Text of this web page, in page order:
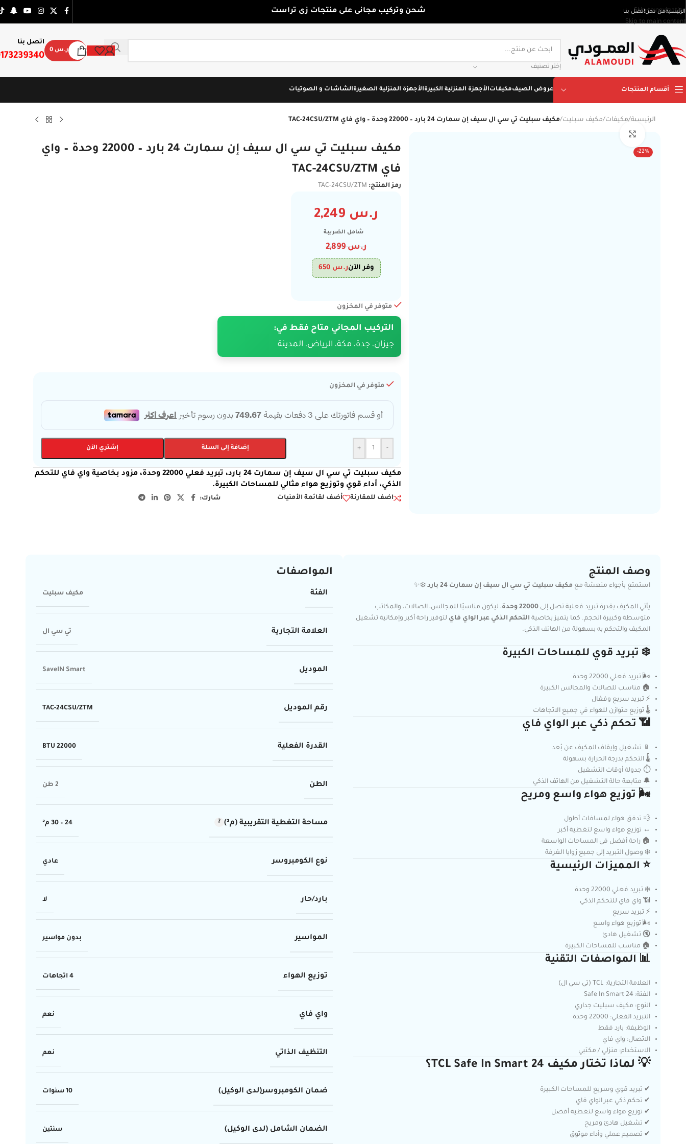
Skip to navigation
Skip to main content
الرئيسيةمن نحناتصل بنا شحن وتركيب مجانى على منتجات زى تراست
إختر تصنيف
ر.س
اتصل بنا
أقسام المنتجات عروض الصيفمكيفاتالأجهزة المنزلية الكبيرةالأجهزة المنزلية الصغيرةالشاشات و الصوتيات
الرئيسية/مكيفات/مكيف سبليت/مكيف سبليت تي سي ال سيف إن سمارت 24 بارد – 22000 وحدة – واي فاي TAC-24CSU/ZTM
-22% تركيب مجاني
مكيف سبليت تي سي ال سيف إن سمارت 24 بارد – 22000 وحدة – واي
فاي TAC-24CSU/ZTM
رمز المنتج: TAC-24CSU/ZTM
ر.س
شامل الضريبة
ر.س2,899
وفر الآنر.س 650
متوفر في المخزون
التركيب المجاني متاح فقط في:
جيزان، جدة، مكة، الرياض، المدينة
متوفر في المخزون
-
+ إضافة إلى السلة إشتري الآن
مكيف سبليت تي سي ال سيف إن سمارت 24 بارد، تبريد فعلي 22000 وحدة، مزود بخاصية واي فاي للتحكم
الذكي، أداء قوي وتوزيع هواء مثالي للمساحات الكبيرة.
اضف للمقارنة أضف لقائمة الأمنيات شارك:
وصف المنتج
استمتع بأجواء منعشة مع مكيف سبليت تي سي ال سيف إن سمارت 24 بارد ❄️✨
يأتي المكيف بقدرة تبريد فعلية تصل إلى 22000 وحدة
، ليكون مناسبًا للمجالس، الصالات، والمكاتب
متوسطة وكبيرة الحجم. كما يتميز بخاصية التحكم الذكي عبر الواي فاي لتوفير راحة أكبر وإمكانية تشغيل
المكيف والتحكم به بسهولة من الهاتف الذكي.
❄️ تبريد قوي للمساحات الكبيرة
🌬️ تبريد فعلي 22000 وحدة
🏠 مناسب للصالات والمجالس الكبيرة
⚡ تبريد سريع وفعّال
🌡️ توزيع متوازن للهواء في جميع الاتجاهات
📶 تحكم ذكي عبر الواي فاي
📱 تشغيل وإيقاف المكيف عن بُعد
🌡️ التحكم بدرجة الحرارة بسهولة
⏱️ جدولة أوقات التشغيل
🔔 متابعة حالة التشغيل من الهاتف الذكي
🌬️ توزيع هواء واسع ومريح
💨 تدفق هواء لمسافات أطول
↔️ توزيع هواء واسع لتغطية أكبر
🏠 راحة أفضل في المساحات الواسعة
❄️ وصول التبريد إلى جميع زوايا الغرفة
⭐ المميزات الرئيسية
❄️ تبريد فعلي 22000 وحدة
📶 واي فاي للتحكم الذكي
⚡ تبريد سريع
🌬️ توزيع هواء واسع
🔇 تشغيل هادئ
🏠 مناسب للمساحات الكبيرة
📊 المواصفات التقنية
العلامة التجارية: TCL (تي سي ال)
الفئة: Safe In Smart 24
النوع: مكيف سبليت جداري
التبريد الفعلي: 22000 وحدة
الوظيفة: بارد فقط
الاتصال: واي فاي
الاستخدام: منزلي / مكتبي
💡 لماذا تختار مكيف TCL Safe In Smart 24؟
✔ تبريد قوي وسريع للمساحات الكبيرة
✔ تحكم ذكي عبر الواي فاي
✔ توزيع هواء واسع لتغطية أفضل
✔ تشغيل هادئ ومريح
✔ تصميم عملي وأداء موثوق
المواصفات
الفئة مكيف سبليت
العلامة التجارية تي سي ال
الموديل SaveIN Smart
رقم الموديل TAC-24CSU/ZTM
القدرة الفعلية 22000 BTU
الطن 2 طن
مساحة التغطية التقريبية (م²) 24 – 30 م²
نوع الكومبروسر عادي
بارد/حار لا
المواسير بدون مواسير
توزيع الهواء 4 اتجاهات
واي فاي نعم
التنظيف الذاتي نعم
ضمان الكومبروسر(لدى الوكيل) 10 سنوات
الضمان الشامل (لدى الوكيل) سنتين